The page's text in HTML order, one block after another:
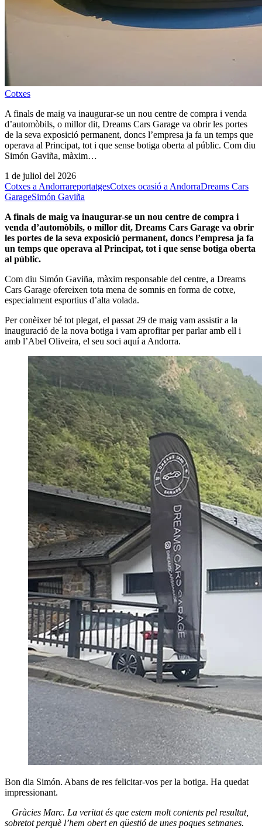
Cotxes
A finals de maig va inaugurar-se un nou centre de compra i venda
d’automòbils, o millor dit, Dreams Cars Garage va obrir les portes
de la seva exposició permanent, doncs l’empresa ja fa un temps que
operava al Principat, tot i que sense botiga oberta al públic. Com diu
Simón Gaviña, màxim…
1 de juliol del 2026
Cotxes a AndorrareportatgesCotxes ocasió a AndorraDreams Cars
GarageSimón Gaviña
A finals de maig va inaugurar-se un nou centre de compra i
venda d’automòbils, o millor dit, Dreams Cars Garage va obrir
les portes de la seva exposició permanent, doncs l’empresa ja fa
un temps que operava al Principat, tot i que sense botiga oberta
al públic.
Com diu Simón Gaviña, màxim responsable del centre, a Dreams
Cars Garage ofereixen tota mena de somnis en forma de cotxe,
especialment esportius d’alta volada.
Per conèixer bé tot plegat, el passat 29 de maig vam assistir a la
inauguració de la nova botiga i vam aprofitar per parlar amb ell i
amb l’Abel Oliveira, el seu soci aquí a Andorra.
Bon dia Simón. Abans de res felicitar-vos per la botiga. Ha quedat
impressionant.
Gràcies Marc. La veritat és que estem molt contents pel resultat,
sobretot perquè l’hem obert en qüestió de unes poques setmanes.